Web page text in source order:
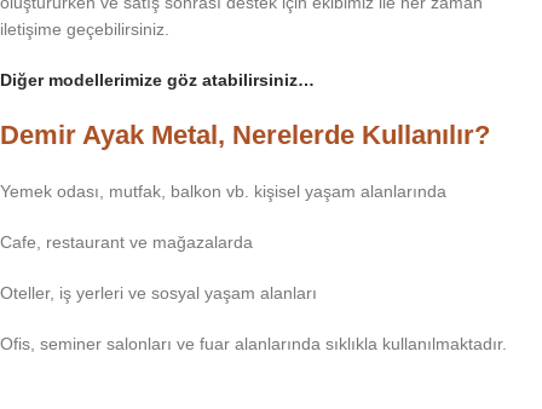
iletişime geçebilirsiniz.
Diğer modellerimize göz atabilirsiniz…
Demir Ayak Metal, Nerelerde Kullanılır?
Yemek odası, mutfak, balkon vb. kişisel yaşam alanlarında
Cafe, restaurant ve mağazalarda
Oteller, iş yerleri ve sosyal yaşam alanları
Ofis, seminer salonları ve fuar alanlarında sıklıkla kullanılmaktadır.